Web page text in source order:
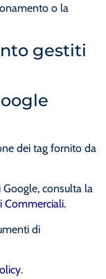
o la
gestiti
dei tag fornito da
consulta la
Commerciali.
di
.